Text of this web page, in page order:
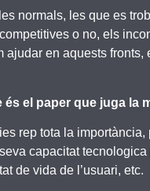
normals, les que es
o no, els
ajudar en aquests
el paper que juga la
rep tota la
capacitat
de vida de l’usuari, etc.